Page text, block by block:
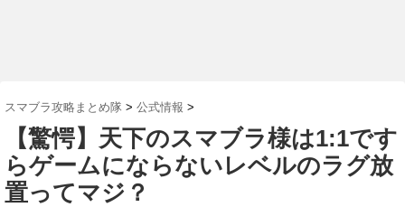
スマブラ攻略まとめ隊 > 公式情報 >
【驚愕】天下のスマブラ様は1:1です
らゲームにならないレベルのラグ放
置ってマジ？